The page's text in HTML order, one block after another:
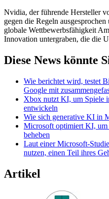
Nvidia, der führende Hersteller
gegen die Regeln
globale Wettbewerbsfähigkeit
Innovation untergraben, die die
Diese News könnte
Wie berichtet wird, testet
Google mit
Xbox nutzt KI, um Spiele
entwickeln
Wie sich generative KI in
Microsoft optimiert KI,
beheben
Laut einer Microsoft-
nutzen, einen Teil ihres
Artikel